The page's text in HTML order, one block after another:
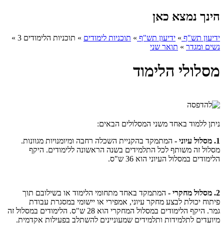
הינך נמצא כאן
ידיעון תש"ף » ידיעון תש"ף » תוכניות לימודים » תוכניות הלימודים 3
»
נשים ומגדר » תואר שני
מסלולי הלימוד
ניתן ללמוד באחד משני המסלולים הבאים:
1. מסלול עיוני -
המתמקד בהקניית השכלה רחבה ומיומנויות מגוונות.
מסלול זה משותף לכל התלמידים בשנה הראשונה ללימודים. היקף
הלימודים במסלול העיוני הוא 36 ש"ס.
2. מסלול מחקרי -
המתמקד באחד מתחומי הלימוד או בשילובם תוך
פיתוח יכולת לבצע מחקר עיוני, אמפירי או יישומי במסגרת עבודת
גמר. היקף הלימודים במסלול המחקרי הוא 28 ש"ס. הלימודים במסלול זה
מיועדים לתלמידות ותלמידים שמעוניינים להשתלב בפעילות אקדמית.